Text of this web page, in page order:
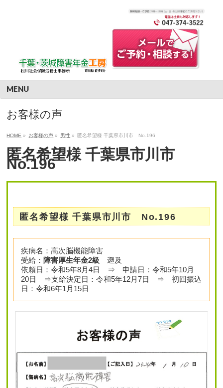
MENU
お客様の声
HOME » お客様の声 » 男性 » 匿名希望様 千葉県市川市 No.196
匿名希望様 千葉県市川市
No.196
匿名希望様 千葉県市川市 No.196
疾病名：高次脳機能障害
受給： 障害厚生年金2級 遡及
依頼日：令和5年8月4日 ⇒ 申請日：令和5年10月
20日 ⇒支給決定日：令和5年12月7日 ⇒ 初回振込
日：令和6年1月15日